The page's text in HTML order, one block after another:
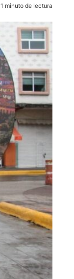
1 minuto de lectura